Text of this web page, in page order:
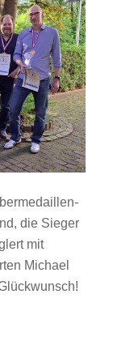
die Sieger
mit
Michael